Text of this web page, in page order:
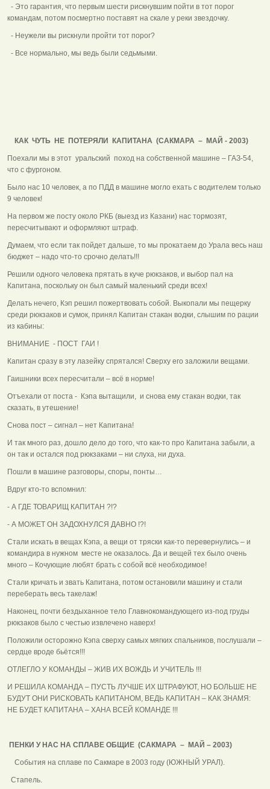
- Это гарантия, что первым шести рискнувшим пойти в тот порог
командам, потом посмертно поставят на скале у реки звездочку.
- Неужели вы рискнули пройти тот порог?
- Все нормально, мы ведь были седьмыми.
КАК ЧУТЬ НЕ ПОТЕРЯЛИ КАПИТАНА (САКМАРА – МАЙ - 2003)
Поехали мы в этот уральский поход на собственной машине – ГАЗ-54,
что с фургоном.
Было нас 10 человек, а по ПДД в машине могло ехать с водителем только
9 человек!
На первом же посту около РКБ (выезд из Казани) нас тормозят,
пересчитывают и оформляют штраф.
Думаем, что если так пойдет дальше, то мы прокатаем до Урала весь наш
бюджет – надо что-то срочно делать!!!
Решили одного человека прятать в куче рюкзаков, и выбор пал на
Капитана, поскольку он был самый маленький среди всех!
Делать нечего, Кэп решил пожертвовать собой. Выкопали мы пещерку
среди рюкзаков и сумок, принял Капитан стакан водки, слышим по рации
из кабины:
ВНИМАНИЕ - ПОСТ ГАИ !
Капитан сразу в эту лазейку спрятался! Сверху его заложили вещами.
Гаишники всех пересчитали – всё в норме!
Отъехали от поста - Кэпа вытащили, и снова ему стакан водки, так
сказать, в утешение!
Снова пост – сигнал – нет Капитана!
И так много раз, дошло дело до того, что как-то про Капитана забыли, а
он так и остался под рюкзаками – ни слуха, ни духа.
Пошли в машине разговоры, споры, понты…
Вдруг кто-то вспомнил:
- А ГДЕ ТОВАРИЩ КАПИТАН ?!?
- А МОЖЕТ ОН ЗАДОХНУЛСЯ ДАВНО !?!
Стали искать в вещах Кэпа, а вещи от тряски как-то перевернулись – и
командира в нужном месте не оказалось. Да и вещей тех было очень
много – Кочующие любят брать с собой всё необходимое!
Стали кричать и звать Капитана, потом остановили машину и стали
переберать весь такелаж!
Наконец, почти бездыханное тело Главнокомандующего из-под груды
рюкзаков было с честью извлечено наверх!
Положили осторожно Кэпа сверху самых мягких спальников, послушали –
сердце вроде бьётся!!!
ОТЛЕГЛО У КОМАНДЫ – ЖИВ ИХ ВОЖДЬ И УЧИТЕЛЬ !!!
И РЕШИЛА КОМАНДА – ПУСТЬ ЛУЧШЕ ИХ ШТРАФУЮТ, НО БОЛЬШЕ НЕ
БУДУТ ОНИ РИСКОВАТЬ КАПИТАНОМ, ВЕДЬ КАПИТАН – КАК ЗНАМЯ:
НЕ БУДЕТ КАПИТАНА – ХАНА ВСЕЙ КОМАНДЕ !!!
ПЕНКИ У НАС НА СПЛАВЕ ОБЩИЕ (САКМАРА – МАЙ – 2003)
События на сплаве по Сакмаре в 2003 году (ЮЖНЫЙ УРАЛ).
Стапель.